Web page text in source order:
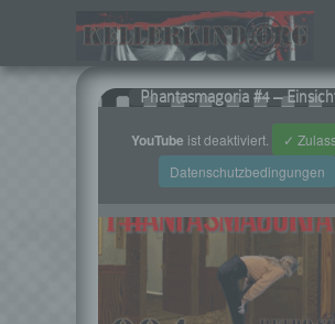
Phantasmagoria #4 –
YouTube ist deaktiviert.
✓
Datenschutzbedingungen